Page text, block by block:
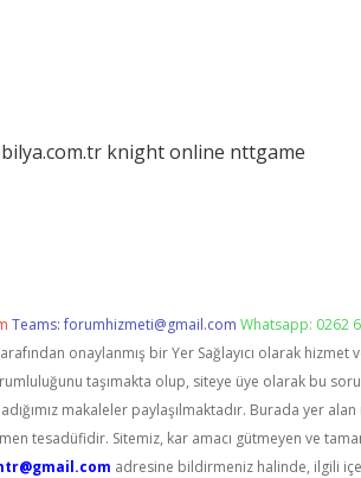
knight online nttgame
Teams:forumhizmeti@gmail.com Whatsapp: 0262
onaylanmış bir Yer Sağlayıcı olarak
taşımakta olup, siteye üye olarak bu
makaleler paylaşılmaktadır. Burada yer
tesadüfidir. Sitemiz, kar amacı gütmeyen ve
adresine bildirmeniz halinde, ilgili